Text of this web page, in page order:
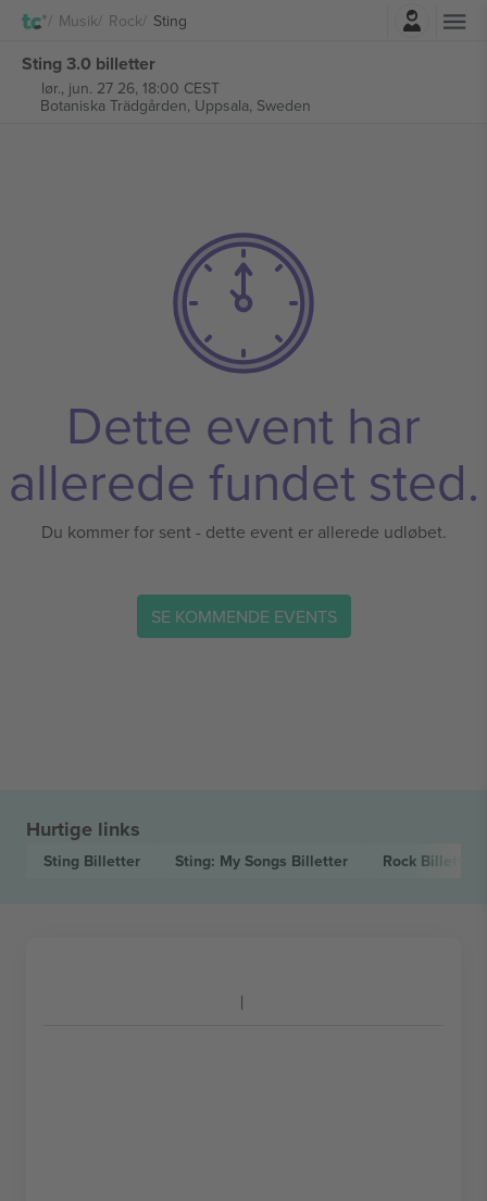
Musik Rock Sting
Sting 3.0 billetter
lør., jun. 27 26, 18:00 CEST
Botaniska Trädgården, Uppsala, Sweden
Dette event har
allerede fundet sted.
Du kommer for sent - dette event er allerede udløbet.
SE KOMMENDE EVENTS
Hurtige links
Sting Billetter Sting: My Songs Billetter Rock Billetter